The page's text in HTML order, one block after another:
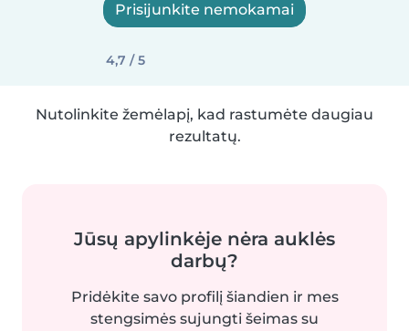
Prisijunkite nemokamai
4,7 / 5
Nutolinkite žemėlapį, kad rastumėte daugiau
rezultatų.
Jūsų apylinkėje nėra auklės
darbų?
Pridėkite savo profilį šiandien ir mes
stengsimės sujungti šeimas su